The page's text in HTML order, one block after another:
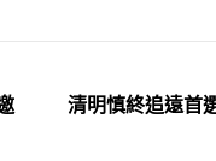
清明慎終追遠首